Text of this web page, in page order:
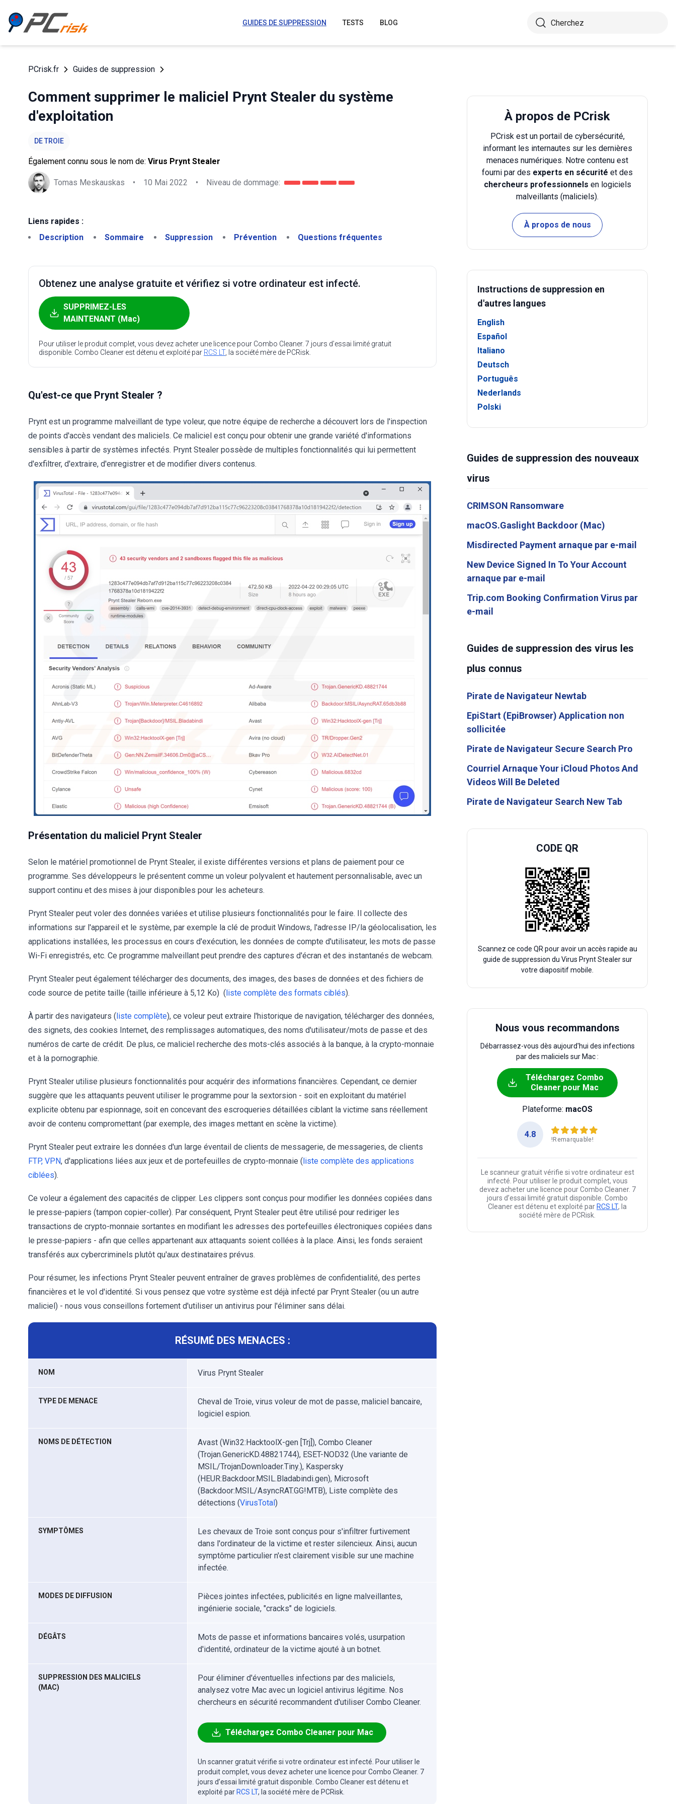
GUIDES DE SUPPRESSION TESTS BLOG
PCrisk.fr Guides de suppression
Comment supprimer le maliciel Prynt Stealer du système
d'exploitation
DE TROIE
Également connu sous le nom de: Virus Prynt Stealer
Tomas Meskauskas • 10 Mai 2022 • Niveau de dommage:
Liens rapides :
Description
Sommaire Suppression Prévention Questions fréquentes
Obtenez une analyse gratuite et vérifiez si votre ordinateur est infecté.
SUPPRIMEZ-LES
MAINTENANT (Mac)
Pour utiliser le produit complet, vous devez acheter une licence pour Combo Cleaner. 7 jours d’essai limité gratuit
disponible. Combo Cleaner est détenu et exploité par RCS LT, la société mère de PCRisk.
Qu'est-ce que Prynt Stealer ?
Prynt est un programme malveillant de type voleur, que notre équipe de recherche a découvert lors de l'inspection
de points d'accès vendant des maliciels. Ce maliciel est conçu pour obtenir une grande variété d'informations
sensibles à partir de systèmes infectés. Prynt Stealer possède de multiples fonctionnalités qui lui permettent
d'exfiltrer, d'extraire, d'enregistrer et de modifier divers contenus.
Présentation du maliciel Prynt Stealer
Selon le matériel promotionnel de Prynt Stealer, il existe différentes versions et plans de paiement pour ce
programme. Ses développeurs le présentent comme un voleur polyvalent et hautement personnalisable, avec un
support continu et des mises à jour disponibles pour les acheteurs.
Prynt Stealer peut voler des données variées et utilise plusieurs fonctionnalités pour le faire. Il collecte des
informations sur l'appareil et le système, par exemple la clé de produit Windows, l'adresse IP/la géolocalisation, les
applications installées, les processus en cours d'exécution, les données de compte d'utilisateur, les mots de passe
Wi-Fi enregistrés, etc. Ce programme malveillant peut prendre des captures d'écran et des instantanés de webcam.
Prynt Stealer peut également télécharger des documents, des images, des bases de données et des fichiers de
code source de petite taille (taille inférieure à 5,12 Ko) (liste complète des formats ciblés).
À partir des navigateurs (liste complète), ce voleur peut extraire l'historique de navigation, télécharger des données,
des signets, des cookies Internet, des remplissages automatiques, des noms d'utilisateur/mots de passe et des
numéros de carte de crédit. De plus, ce maliciel recherche des mots-clés associés à la banque, à la crypto-monnaie
et à la pornographie.
Prynt Stealer utilise plusieurs fonctionnalités pour acquérir des informations financières. Cependant, ce dernier
suggère que les attaquants peuvent utiliser le programme pour la sextorsion - soit en exploitant du matériel
explicite obtenu par espionnage, soit en concevant des escroqueries détaillées ciblant la victime sans réellement
avoir de contenu compromettant (par exemple, des images mettant en scène la victime).
Prynt Stealer peut extraire les données d'un large éventail de clients de messagerie, de messageries, de clients
FTP, VPN, d'applications liées aux jeux et de portefeuilles de crypto-monnaie (liste complète des applications
ciblées).
Ce voleur a également des capacités de clipper. Les clippers sont conçus pour modifier les données copiées dans
le presse-papiers (tampon copier-coller). Par conséquent, Prynt Stealer peut être utilisé pour rediriger les
transactions de crypto-monnaie sortantes en modifiant les adresses des portefeuilles électroniques copiées dans
le presse-papiers - afin que celles appartenant aux attaquants soient collées à la place. Ainsi, les fonds seraient
transférés aux cybercriminels plutôt qu'aux destinataires prévus.
Pour résumer, les infections Prynt Stealer peuvent entraîner de graves problèmes de confidentialité, des pertes
financières et le vol d'identité. Si vous pensez que votre système est déjà infecté par Prynt Stealer (ou un autre
maliciel) - nous vous conseillons fortement d'utiliser un antivirus pour l'éliminer sans délai.
RÉSUMÉ DES MENACES :
NOM Virus Prynt Stealer
TYPE DE MENACE
Cheval de Troie, virus voleur de mot de passe, maliciel bancaire,
logiciel espion.
NOMS DE DÉTECTION
Avast (Win32:HacktoolX-gen [Trj]), Combo Cleaner
(Trojan.GenericKD.48821744), ESET-NOD32 (Une variante de
MSIL/TrojanDownloader.Tiny.), Kaspersky
(HEUR:Backdoor.MSIL.Bladabindi.gen), Microsoft
(Backdoor:MSIL/AsyncRAT.GG!MTB), Liste complète des
détections (VirusTotal)
SYMPTÔMES
Les chevaux de Troie sont conçus pour s'infiltrer furtivement
dans l'ordinateur de la victime et rester silencieux. Ainsi, aucun
symptôme particulier n'est clairement visible sur une machine
infectée.
MODES DE DIFFUSION
Pièces jointes infectées, publicités en ligne malveillantes,
ingénierie sociale, "cracks" de logiciels.
DÉGÂTS
Mots de passe et informations bancaires volés, usurpation
d'identité, ordinateur de la victime ajouté à un botnet.
SUPPRESSION DES MALICIELS
(MAC)
Pour éliminer d'éventuelles infections par des maliciels,
analysez votre Mac avec un logiciel antivirus légitime. Nos
chercheurs en sécurité recommandent d'utiliser Combo Cleaner.
Téléchargez Combo Cleaner pour Mac
Un scanner gratuit vérifie si votre ordinateur est infecté. Pour utiliser le
produit complet, vous devez acheter une licence pour Combo Cleaner. 7
jours d’essai limité gratuit disponible. Combo Cleaner est détenu et
exploité par RCS LT, la société mère de PCRisk.
À propos de PCrisk
PCrisk est un portail de cybersécurité,
informant les internautes sur les dernières
menaces numériques. Notre contenu est
fourni par des experts en sécurité et des
chercheurs professionnels en logiciels
malveillants (maliciels).
À propos de nous
Instructions de suppression en
d'autres langues
English
Español
Italiano
Deutsch
Português
Nederlands
Polski
Guides de suppression des nouveaux
virus
CRIMSON Ransomware
macOS.Gaslight Backdoor (Mac)
Misdirected Payment arnaque par e-mail
New Device Signed In To Your Account
arnaque par e-mail
Trip.com Booking Confirmation Virus par
e-mail
Guides de suppression des virus les
plus connus
Pirate de Navigateur Newtab
EpiStart (EpiBrowser) Application non
sollicitée
Pirate de Navigateur Secure Search Pro
Courriel Arnaque Your iCloud Photos And
Videos Will Be Deleted
Pirate de Navigateur Search New Tab
CODE QR
Scannez ce code QR pour avoir un accès rapide au
guide de suppression du Virus Prynt Stealer sur
votre diapositif mobile.
Nous vous recommandons
Débarrassez-vous dès aujourd'hui des infections
par des maliciels sur Mac :
Téléchargez Combo
Cleaner pour Mac
Plateforme: macOS
4.8
!Remarquable!
Le scanneur gratuit vérifie si votre ordinateur est
infecté. Pour utiliser le produit complet, vous
devez acheter une licence pour Combo Cleaner. 7
jours d’essai limité gratuit disponible. Combo
Cleaner est détenu et exploité par RCS LT, la
société mère de PCRisk.